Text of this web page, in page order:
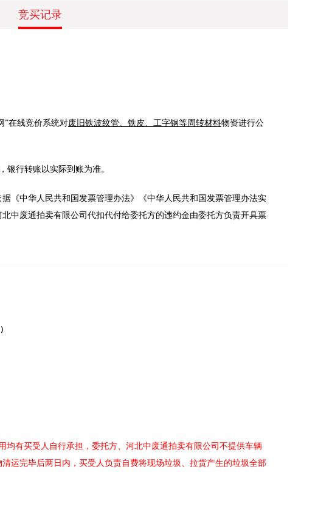
竞买记录
”在线竞价系统对废旧铁波纹管、铁皮、工字钢等周转材料物资进行公
银行转账以实际到账为准。
《中华人民共和国发票管理办法》《中华人民共和国发票管理办法实
中废通拍卖有限公司代扣代付给委托方的违约金由委托方负责开具票
均有买受人自行承担，委托方、 河北中废通拍卖有限公司 不提供车辆
运完毕后两日内， 买受人负责自费将现场垃圾、拉货产生的垃圾全部